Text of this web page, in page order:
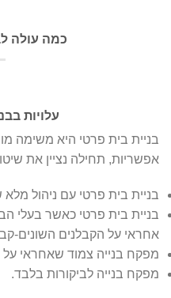
כמה עולה
עלויות
בניית בית פרטי היא משימה
אפשריות, תחילה נציין את
בניית בית פרטי עם ניהול
בניית בית פרטי כאשר בעלי
אחראי על הקבלנים השונים-
מפקח בנייה צמוד שאחראי על
מפקח בנייה לביקורות בלבד.